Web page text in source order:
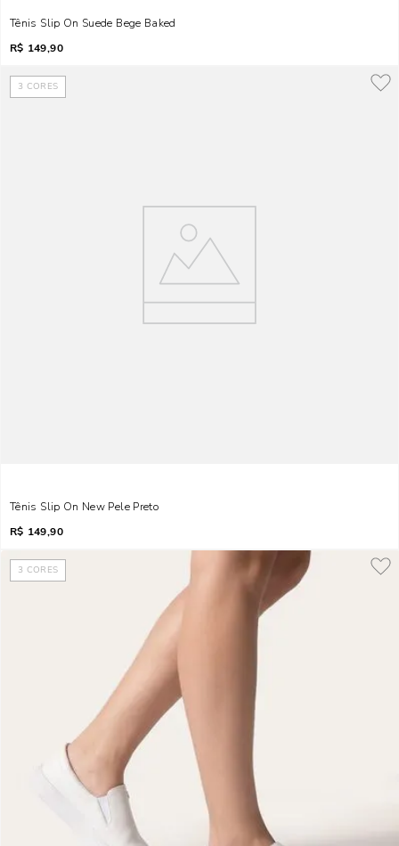
Tênis Slip On Suede Bege Baked
R$ 149,90
3 CORES
Tênis Slip On New Pele Preto
R$ 149,90
3 CORES